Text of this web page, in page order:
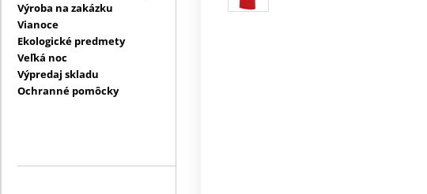
Výroba na zakázku
Vianoce
Ekologické predmety
Veľká noc
Výpredaj skladu
Ochranné pomôcky